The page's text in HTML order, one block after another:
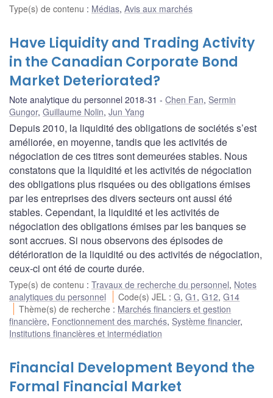
Type(s) de contenu : Médias, Avis aux marchés
Have Liquidity and Trading Activity
in the Canadian Corporate Bond
Market Deteriorated?
Note analytique du personnel 2018-31 Chen Fan, Sermin
Gungor, Guillaume Nolin, Jun Yang
Depuis 2010, la liquidité des obligations de sociétés s’est
améliorée, en moyenne, tandis que les activités de
négociation de ces titres sont demeurées stables. Nous
constatons que la liquidité et les activités de négociation
des obligations plus risquées ou des obligations émises
par les entreprises des divers secteurs ont aussi été
stables. Cependant, la liquidité et les activités de
négociation des obligations émises par les banques se
sont accrues. Si nous observons des épisodes de
détérioration de la liquidité ou des activités de négociation,
ceux-ci ont été de courte durée.
Type(s) de contenu : Travaux de recherche du personnel, Notes
analytiques du personnel
Code(s) JEL :G,G1 ,G12,G14
Thème(s) de recherche : Marchés financiers et gestion
financière, Fonctionnement des marchés, Système financier,
Institutions financières et intermédiation
Financial Development Beyond the
Formal Financial Market